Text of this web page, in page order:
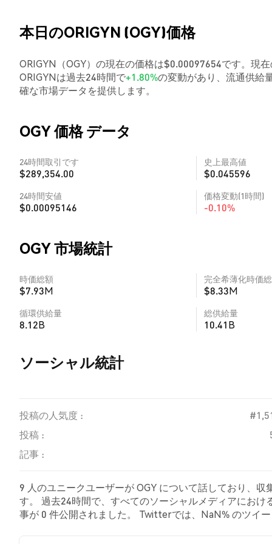
本日のORIGYN (OGY)価格
ORIGYN（OGY）の現在の価格は$0.00097654です。現
ORIGYNは過去24時間で+1.80%の変動があり、流通供給
確な市場データを提供します。
OGY 価格 データ
24時間取引です
$289,354.00
史上最高値
$0.045596
24時間安値
$0.00095146
価格変動(1時間)
-0.10%
OGY 市場統計
時価総額
$7.93M
完全希薄化時価
$8.33M
循環供給量
8.12B
総供給量
10.41B
ソーシャル統計
投稿の人気度 :
投稿 :
記事 :
9 人のユニークユーザーが OGY について話しており、
す。 過去24時間で、すべてのソーシャルメディアにおけ
事が 0 件公開されました。 Twitterでは、NaN% のツイ